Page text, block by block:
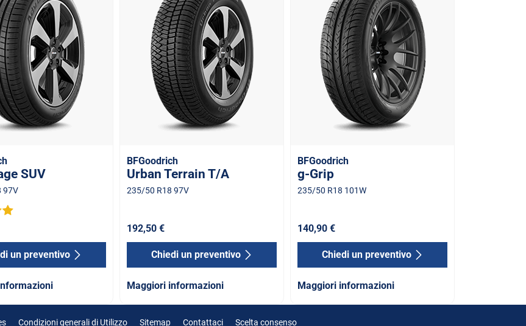
SUV
97V
un preventivo
BFGoodrich
Urban Terrain T/A
235/50 R18 97V
192,50 €
Chiedi un preventivo
Maggiori informazioni
BFGoodrich
g-Grip
235/50 R18 101W
140,90 €
Chiedi un preventivo
Maggiori informazioni
Condizioni generali di Utilizzo Sitemap Contattaci Scelta consenso